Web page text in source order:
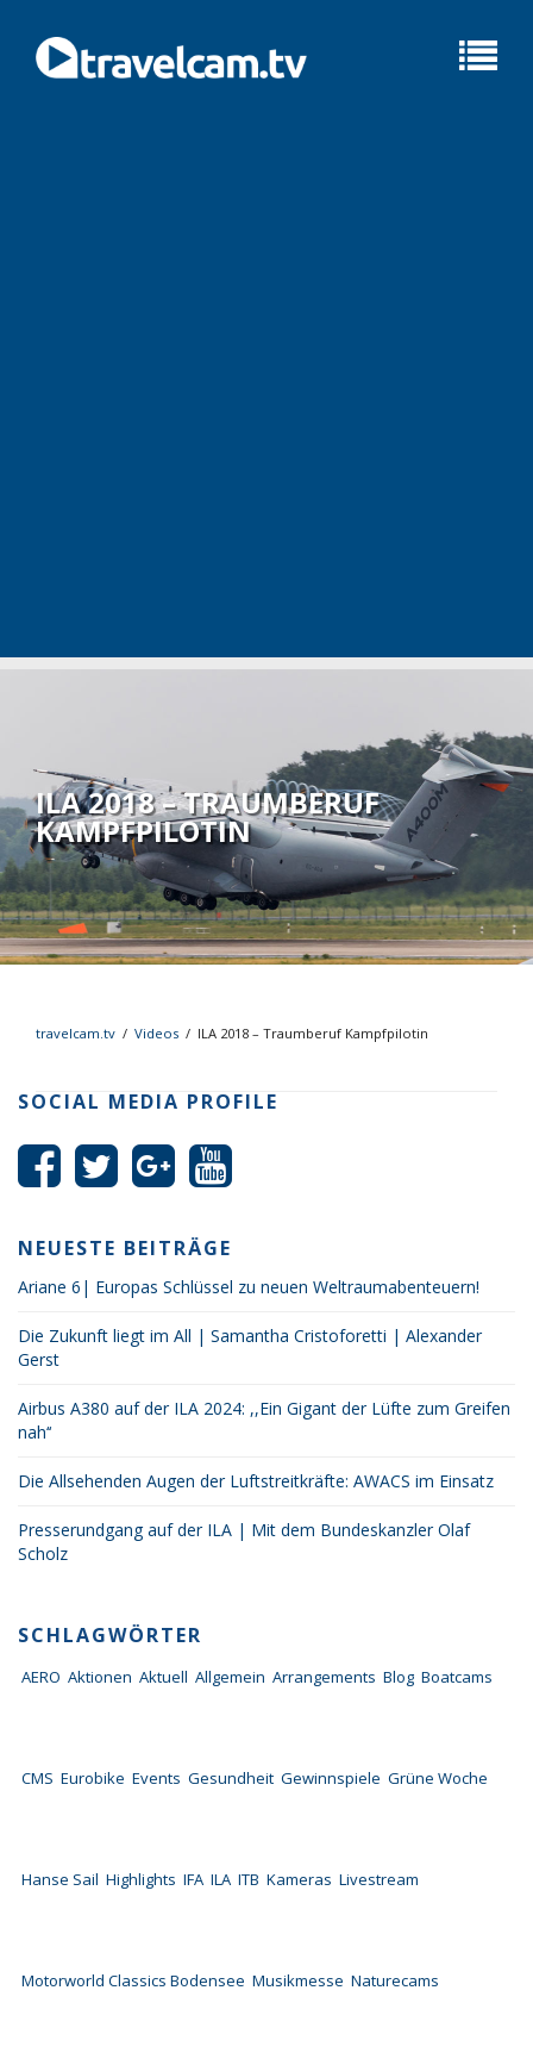
ILA 2018 – TRAUMBERUF
KAMPFPILOTIN
travelcam.tv / Videos / ILA 2018 – Traumberuf Kampfpilotin
SOCIAL MEDIA PROFILE
NEUESTE BEITRÄGE
Ariane 6| Europas Schlüssel zu neuen Weltraumabenteuern!
Die Zukunft liegt im All | Samantha Cristoforetti | Alexander
Gerst
Airbus A380 auf der ILA 2024: ,,Ein Gigant der Lüfte zum Greifen
nah‘‘
Die Allsehenden Augen der Luftstreitkräfte: AWACS im Einsatz
Presserundgang auf der ILA | Mit dem Bundeskanzler Olaf
Scholz
SCHLAGWÖRTER
AERO Aktionen Aktuell Allgemein Arrangements Blog Boatcams
CMS Eurobike Events Gesundheit Gewinnspiele Grüne Woche
Hanse Sail Highlights IFA ILA ITB Kameras Livestream
Motorworld Classics Bodensee Musikmesse Naturecams